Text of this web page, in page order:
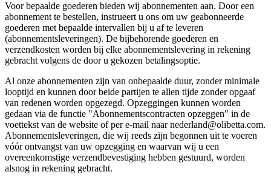
Voor bepaalde goederen bieden wij abonnementen aan. Door een
abonnement te bestellen, instrueert u ons om uw geabonneerde
goederen met bepaalde intervallen bij u af te leveren
(abonnementsleveringen). De bijbehorende goederen en
verzendkosten worden bij elke abonnementslevering in rekening
gebracht volgens de door u gekozen betalingsoptie.
Al onze abonnementen zijn van onbepaalde duur, zonder minimale
looptijd en kunnen door beide partijen te allen tijde zonder opgaaf
van redenen worden opgezegd. Opzeggingen kunnen worden
gedaan via de functie "Abonnementscontracten opzeggen" in de
voettekst van de website of per e-mail naar nederland@olibetta.com.
Abonnementsleveringen, die wij reeds zijn begonnen uit te voeren
vóór ontvangst van uw opzegging en waarvan wij u een
overeenkomstige verzendbevestiging hebben gestuurd, worden
alsnog in rekening gebracht.